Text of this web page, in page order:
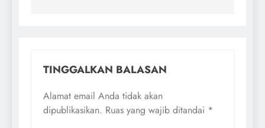
TINGGALKAN BALASAN
Alamat email Anda tidak akan
dipublikasikan. Ruas yang wajib ditandai *